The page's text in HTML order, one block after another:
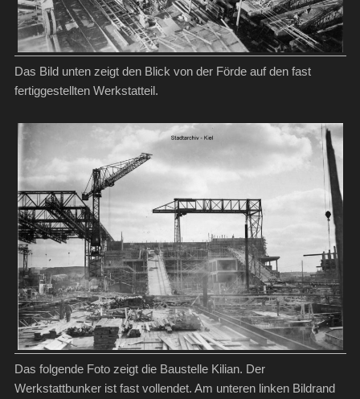
Das Bild unten zeigt den Blick von der Förde auf den fast
fertiggestellten Werkstatteil.
Das folgende Foto zeigt die Baustelle Kilian. Der
Werkstattbunker ist fast vollendet. Am unteren linken Bildrand